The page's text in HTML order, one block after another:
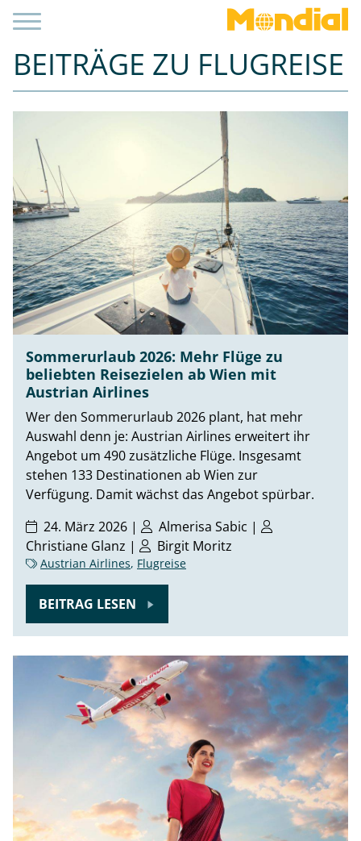
BEITRÄGE ZU FLUGREISE
Sommerurlaub 2026: Mehr Flüge zu
beliebten Reisezielen ab Wien mit
Austrian Airlines
Wer den Sommerurlaub 2026 plant, hat mehr
Auswahl denn je: Austrian Airlines erweitert ihr
Angebot um 490 zusätzliche Flüge. Insgesamt
stehen 133 Destinationen ab Wien zur
Verfügung. Damit wächst das Angebot spürbar.
24. März 2026 |
Almerisa Sabic |
Christiane Glanz | Birgit Moritz
Austrian Airlines, Flugreise
BEITRAG LESEN